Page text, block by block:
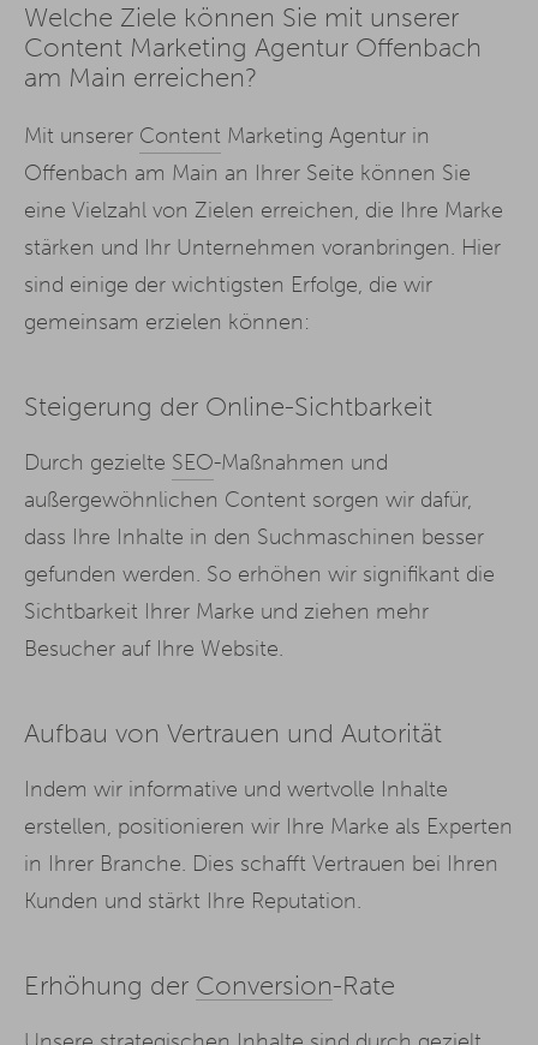
Welche Ziele können Sie mit unserer
Content Marketing Agentur Offenbach
am Main erreichen?
Mit unserer Content Marketing Agentur in
Offenbach am Main an Ihrer Seite können Sie
eine Vielzahl von Zielen erreichen, die Ihre Marke
stärken und Ihr Unternehmen voranbringen. Hier
sind einige der wichtigsten Erfolge, die wir
gemeinsam erzielen können:
Steigerung der Online-Sichtbarkeit
Durch gezielte SEO-Maßnahmen und
außergewöhnlichen Content sorgen wir dafür,
dass Ihre Inhalte in den Suchmaschinen besser
gefunden werden. So erhöhen wir signifikant die
Sichtbarkeit Ihrer Marke und ziehen mehr
Besucher auf Ihre Website.
Aufbau von Vertrauen und Autorität
Indem wir informative und wertvolle Inhalte
erstellen, positionieren wir Ihre Marke als Experten
in Ihrer Branche. Dies schafft Vertrauen bei Ihren
Kunden und stärkt Ihre Reputation.
Erhöhung der Conversion-Rate